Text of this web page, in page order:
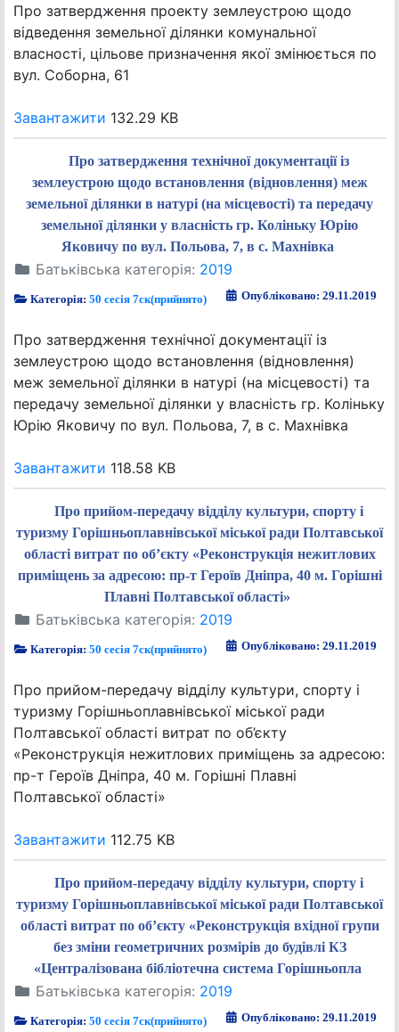
Про затвердження проекту землеустрою щодо
відведення земельної ділянки комунальної
власності, цільове призначення якої змінюється по
вул. Соборна, 61
Завантажити 132.29 KB
Про затвердження технічної документації із
землеустрою щодо встановлення (відновлення) меж
земельної ділянки в натурі (на місцевості) та передачу
земельної ділянки у власність гр. Коліньку Юрію
Яковичу по вул. Польова, 7, в с. Махнівка
Батьківська категорія: 2019
Категорія:50 сесія 7ск(прийнято) Опубліковано: 29.11.2019
Про затвердження технічної документації із
землеустрою щодо встановлення (відновлення)
меж земельної ділянки в натурі (на місцевості) та
передачу земельної ділянки у власність гр. Коліньку
Юрію Яковичу по вул. Польова, 7, в с. Махнівка
Завантажити 118.58 KB
Про прийом-передачу відділу культури, спорту і
туризму Горішньоплавнівської міської ради Полтавської
області витрат по об’єкту «Реконструкція нежитлових
приміщень за адресою: пр-т Героїв Дніпра, 40 м. Горішні
Плавні Полтавської області»
Батьківська категорія: 2019
Категорія:50 сесія 7ск(прийнято) Опубліковано: 29.11.2019
Про прийом-передачу відділу культури, спорту і
туризму Горішньоплавнівської міської ради
Полтавської області витрат по об’єкту
«Реконструкція нежитлових приміщень за адресою:
пр-т Героїв Дніпра, 40 м. Горішні Плавні
Полтавської області»
Завантажити 112.75 KB
Про прийом-передачу відділу культури, спорту і
туризму Горішньоплавнівської міської ради Полтавської
області витрат по об’єкту «Реконструкція вхідної групи
без зміни геометричних розмірів до будівлі КЗ
«Централізована бібліотечна система Горішньопла
Батьківська категорія: 2019
Категорія:50 сесія 7ск(прийнято) Опубліковано: 29.11.2019